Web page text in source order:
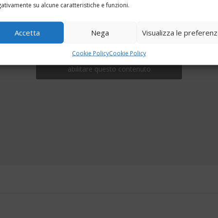
su alcune caratteristiche e funzioni.
Accetta Nega Visualizza le
Cookie PolicyCookie Policy
Fai clic per accettare i cookie marketing e
abilitare questo contenuto